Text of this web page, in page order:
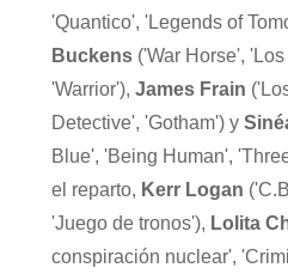
'Quantico', 'Legends of
Buckens('War Horse', 'Los
'Warrior'), James Frain
Detective', 'Gotham') y
Blue', 'Being Human',
el reparto, Kerr Logan
'Juego de tronos'), Lolita
conspiración nuclear',